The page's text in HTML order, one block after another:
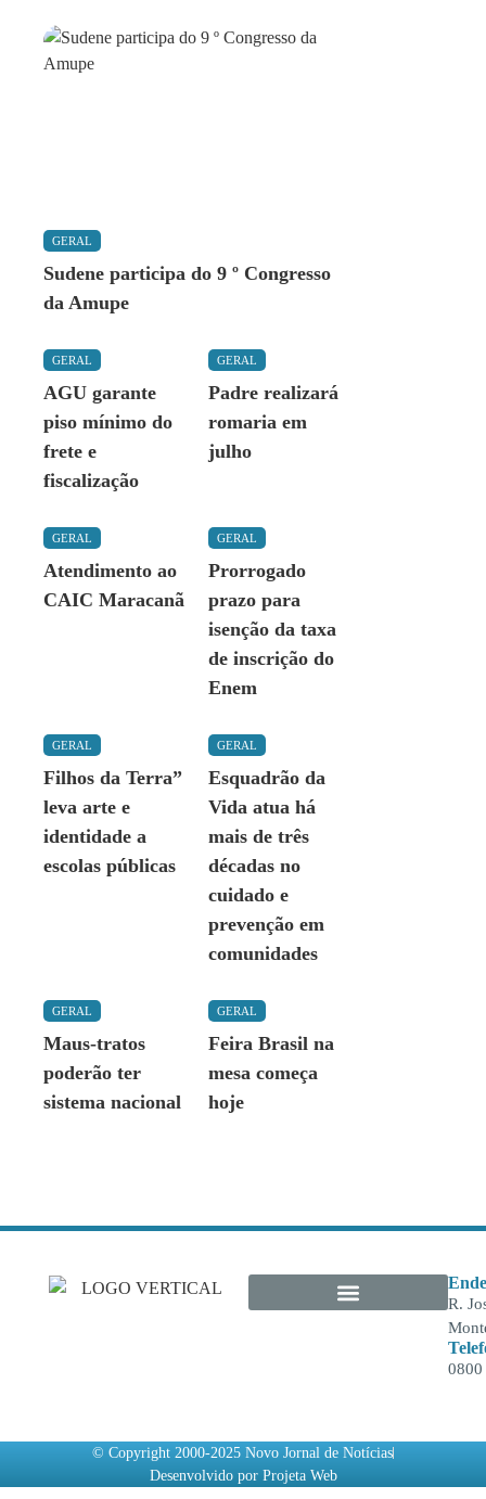
GERAL
Sudene participa do 9 º Congresso
da Amupe
GERAL
AGU garante
piso mínimo do
frete e
fiscalização
GERAL
Padre realizará
romaria em
julho
GERAL
Atendimento ao
CAIC Maracanã
GERAL
Prorrogado
prazo para
isenção da taxa
de inscrição do
Enem
GERAL
Filhos da Terra”
leva arte e
identidade a
escolas públicas
GERAL
Esquadrão da
Vida atua há
mais de três
décadas no
cuidado e
prevenção em
comunidades
GERAL
Maus-tratos
poderão ter
sistema nacional
GERAL
Feira Brasil na
mesa começa
hoje
R.
0800
© Copyright 2000-2025 Novo Jornal de Notícias
Desenvolvido por Projeta Web